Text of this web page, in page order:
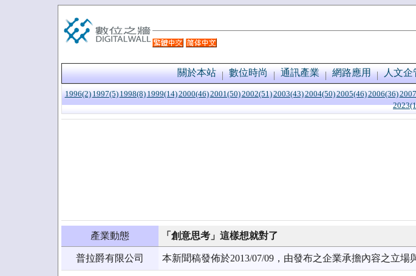
關於本站 數位時尚 通訊產業 網路應用 人文企
1996(2) 1997(5) 1998(8) 1999(14)2000(46)2001(50)2002(51)2003(43)2004(50)2005(46)2006(36)
產業動態 「創意思考」這樣想就對了
普拉爵有限公司 本新聞稿發佈於2013/07/09，由發布之企業承擔內容之立場